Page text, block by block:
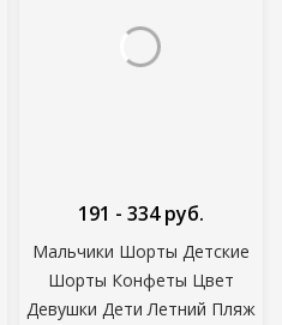
Мальчики Шорты Детские
Шорты Конфеты Цвет
Девушки Дети Летний Пляж
191 - 334 руб.